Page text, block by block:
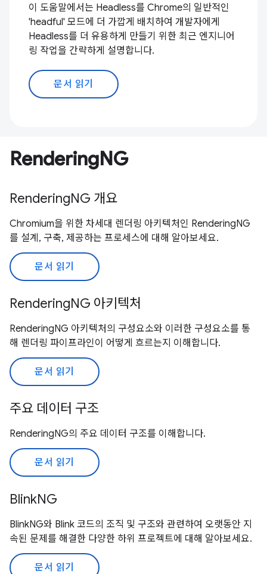
이 도움말에서는 Headless를 Chrome의 일반적인
'headful' 모드에 더 가깝게 배치하여 개발자에게
Headless를 더 유용하게 만들기 위한 최근 엔지니어
링 작업을 간략하게 설명합니다.
문서 읽기
RenderingNG
RenderingNG 개요
Chromium을 위한 차세대 렌더링 아키텍처인 RenderingNG
를 설계, 구축, 제공하는 프로세스에 대해 알아보세요.
문서 읽기
RenderingNG 아키텍처
RenderingNG 아키텍처의 구성요소와 이러한 구성요소를 통
해 렌더링 파이프라인이 어떻게 흐르는지 이해합니다.
문서 읽기
주요 데이터 구조
RenderingNG의 주요 데이터 구조를 이해합니다.
문서 읽기
BlinkNG
BlinkNG와 Blink 코드의 조직 및 구조와 관련하여 오랫동안 지
속된 문제를 해결한 다양한 하위 프로젝트에 대해 알아보세요.
문서 읽기